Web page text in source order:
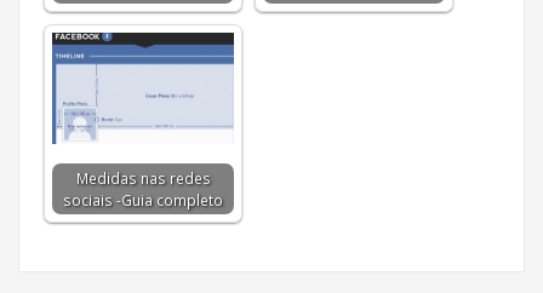
Medidas nas redes
sociais -Guia completo